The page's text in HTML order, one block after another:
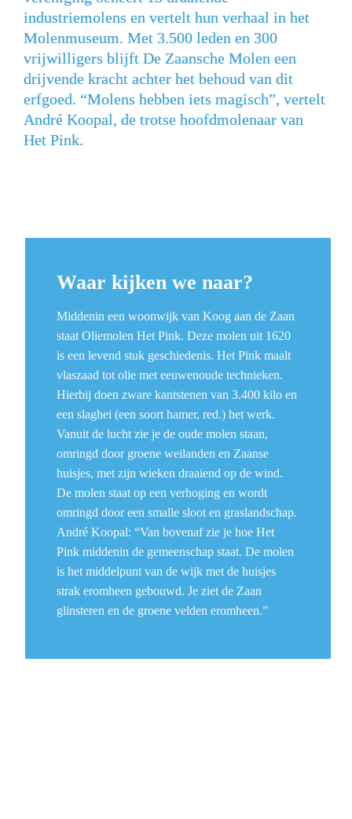
industriemolens en vertelt hun verhaal in het
Molenmuseum. Met 3.500 leden en 300
vrijwilligers blijft De Zaansche Molen een
drijvende kracht achter het behoud van dit
erfgoed. “Molens hebben iets magisch”, vertelt
André Koopal, de trotse hoofdmolenaar van
Het Pink.
Waar kijken we naar?
Middenin een woonwijk van Koog aan de Zaan
staat Oliemolen Het Pink. Deze molen uit 1620
is een levend stuk geschiedenis. Het Pink maalt
vlaszaad tot olie met eeuwenoude technieken.
Hierbij doen zware kantstenen van 3.400 kilo en
een slaghei (een soort hamer, red.) het werk.
Vanuit de lucht zie je de oude molen staan,
omringd door groene weilanden en Zaanse
huisjes, met zijn wieken draaiend op de wind.
De molen staat op een verhoging en wordt
omringd door een smalle sloot en graslandschap.
André Koopal: “Van bovenaf zie je hoe Het
Pink middenin de gemeenschap staat. De molen
is het middelpunt van de wijk met de huisjes
strak eromheen gebouwd. Je ziet de Zaan
glinsteren en de groene velden eromheen.”